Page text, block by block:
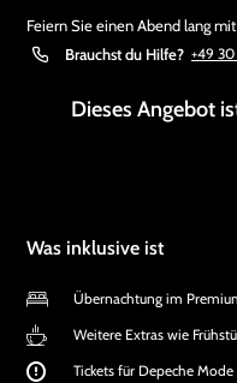
Feiern Sie einen Abend lang
Brauchst du Hilfe? +49
Dieses Angebot
Was inklusive ist
Übernachtung im
Weitere Extras wie
Tickets für Depeche